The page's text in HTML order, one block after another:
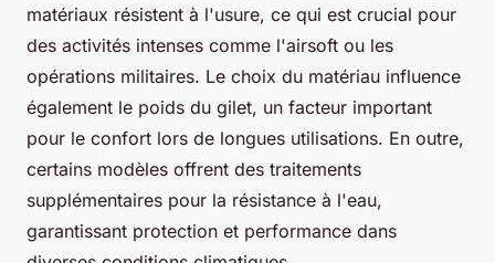
matériaux résistent à l'usure, ce qui est crucial pour
des activités intenses comme l'airsoft ou les
opérations militaires. Le choix du matériau influence
également le poids du gilet, un facteur important
pour le confort lors de longues utilisations. En outre,
certains modèles offrent des traitements
supplémentaires pour la résistance à l'eau,
garantissant protection et performance dans